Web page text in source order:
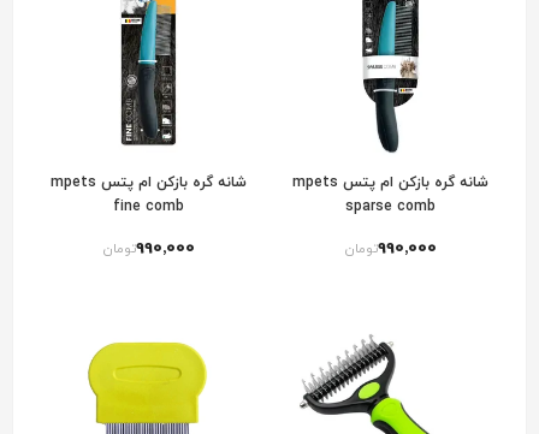
شانه گره بازکن ام پتس mpets
sparse comb
990٬000تومان
شانه گره بازکن ام پتس mpets
fine comb
990٬000تومان